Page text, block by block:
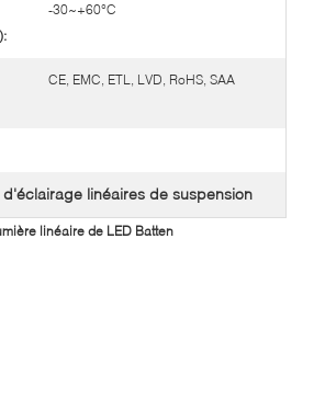
-30~+60°C
CE, EMC, ETL, LVD, RoHS, SAA
linéaires de suspension
linéaire de LED Batten